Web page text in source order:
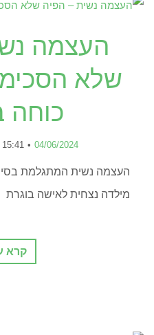
העצמה
שלא
כוחה
04/06/2024
15:41
העצמה נשית המתגלמת
מילדה נצחית לאישה בוגרת
קרא